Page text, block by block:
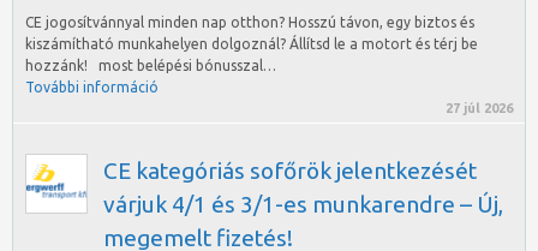
CE jogosítvánnyal minden nap otthon? Hosszú távon, egy biztos és
kiszámítható munkahelyen dolgoznál? Állítsd le a motort és térj be
hozzánk! most belépési bónusszal…
További információ
27 júl 2026
CE kategóriás sofőrök jelentkezését
várjuk 4/1 és 3/1-es munkarendre – Új,
megemelt fizetés!